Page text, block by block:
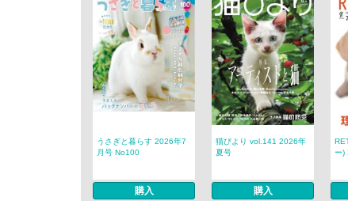
うさぎと暮らす 2026年7
月号 No100
購入
猫びより vol.141 2026年
夏号
購入
ー)